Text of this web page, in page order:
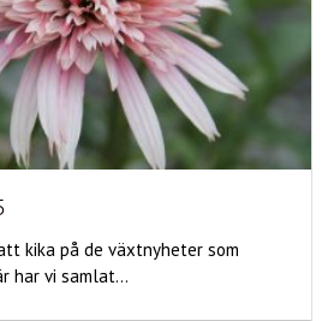
kika på de växtnyheter som
har vi samlat...